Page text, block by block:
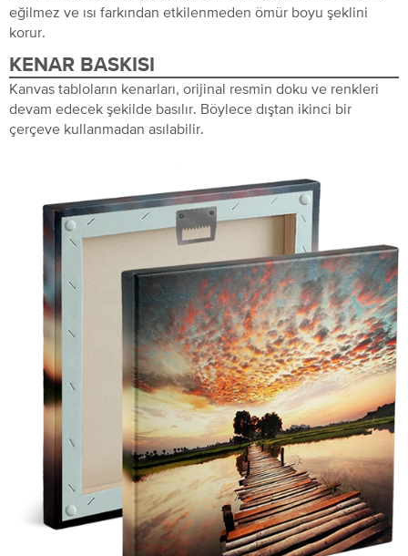
eğilmez ve ısı farkından etkilenmeden ömür boyu şeklini
korur.
KENAR BASKISI
Kanvas tabloların kenarları, orijinal resmin doku ve renkleri
devam edecek şekilde basılır. Böylece dıştan ikinci bir
çerçeve kullanmadan asılabilir.